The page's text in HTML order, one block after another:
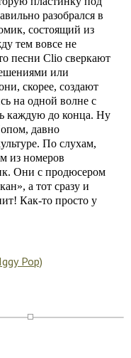
разобрался в
состоящий из
тем вовсе не
песни Clio сверкают
или
скорее, создают
на одной волне с
каждую до конца. Ну
давно
По слухам,
из номеров
Они с продюсером
а тот сразу и
Как-то просто у
Pop)